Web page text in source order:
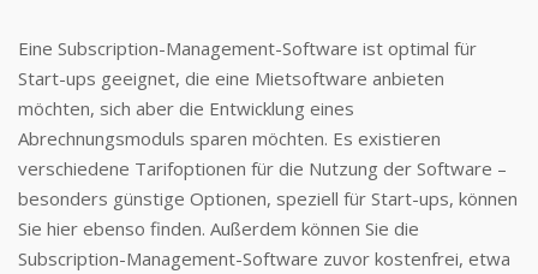
Eine Subscription-Management-Software ist optimal für
Start-ups geeignet, die eine Mietsoftware anbieten
möchten, sich aber die Entwicklung eines
Abrechnungsmoduls sparen möchten. Es existieren
verschiedene Tarifoptionen für die Nutzung der Software –
besonders günstige Optionen, speziell für Start-ups, können
Sie hier ebenso finden. Außerdem können Sie die
Subscription-Management-Software zuvor kostenfrei, etwa